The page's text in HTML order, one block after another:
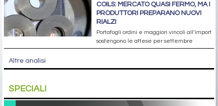
COILS: MERCATO QUASI FERMO, MA I
PRODUTTORI PREPARANO NUOVI
RIALZI
Portafogli ordini e maggiori vincoli all’import
sostengono le attese per settembre
Altre analisi
SPECIALI